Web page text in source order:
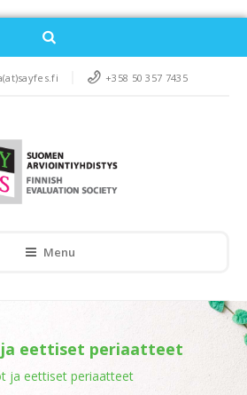
+358 50 357 7435
Menu
eettiset periaatteet
ja eettiset periaatteet